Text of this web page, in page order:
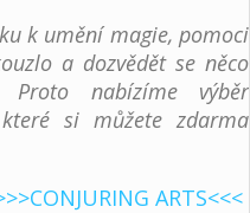
k umění magie, pomoci
a dozvědět se něco
nabízíme výběr
si můžete zdarma
ARTS<<<